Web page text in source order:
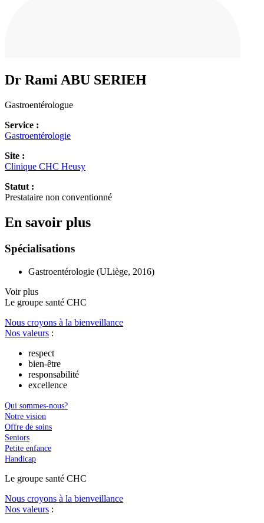
Dr RamiABU SERIEH
Gastroentérologue
Service :
Gastroentérologie
Site :
Clinique CHC Heusy
Statut :
Prestataire non conventionné
En savoir plus
Spécialisations
Gastroentérologie (ULiège, 2016)
Voir plus
Le groupe santé CHC
Nous croyons à la bienveillance
Nos valeurs :
respect
bien-être
responsabilité
excellence
Qui sommes-nous?
Notre vision
Offre de soins
Seniors
Petite enfance
Handicap
Le groupe santé CHC
Nous croyons à la bienveillance
Nos valeurs :